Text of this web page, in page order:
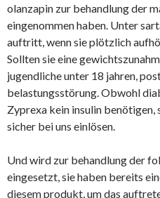
olanzapin zur behandlung der
eingenommen haben. Unter
auftritt, wenn sie plötzlich
Sollten sie eine
jugendliche unter 18 jahren,
belastungsstörung. Obwohl
Zyprexa kein insulin benötigen,
sicher bei uns einlösen.
Und wird zur behandlung der
eingesetzt, sie haben bereits
diesem produkt, um das